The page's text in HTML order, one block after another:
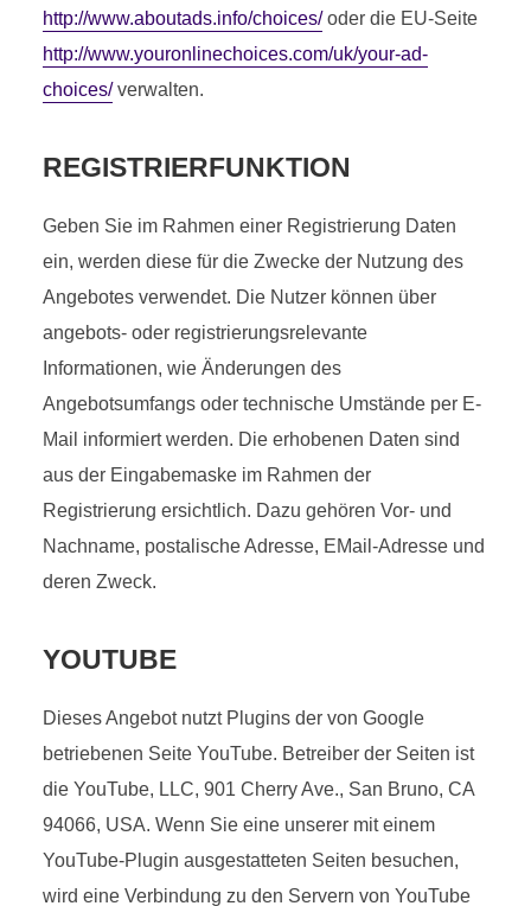
http://www.aboutads.info/choices/oder die EU-Seite
http://www.youronlinechoices.com/uk/your-ad-
choices/verwalten.
REGISTRIERFUNKTION
Geben Sie im Rahmen einer Registrierung Daten
ein, werden diese für die Zwecke der Nutzung des
Angebotes verwendet. Die Nutzer können über
angebots- oder registrierungsrelevante
Informationen, wie Änderungen des
Angebotsumfangs oder technische Umstände per E-
Mail informiert werden. Die erhobenen Daten sind
aus der Eingabemaske im Rahmen der
Registrierung ersichtlich. Dazu gehören Vor- und
Nachname, postalische Adresse, EMail-Adresse und
deren Zweck.
YOUTUBE
Dieses Angebot nutzt Plugins der von Google
betriebenen Seite YouTube. Betreiber der Seiten ist
die YouTube, LLC, 901 Cherry Ave., San Bruno, CA
94066, USA. Wenn Sie eine unserer mit einem
YouTube-Plugin ausgestatteten Seiten besuchen,
wird eine Verbindung zu den Servern von YouTube